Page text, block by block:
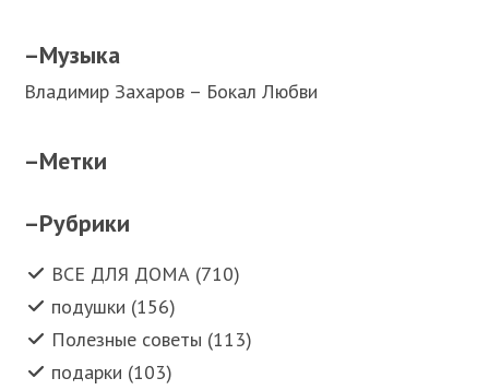
–Музыка
Владимир Захаров – Бокал Любви
–Метки
–Рубрики
ВСЕ ДЛЯ ДОМА (710)
подушки (156)
Полезные советы (113)
подарки (103)